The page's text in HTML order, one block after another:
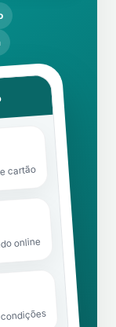
cartão
online